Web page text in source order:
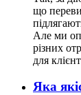
що
Але ми
різних
для
Яка